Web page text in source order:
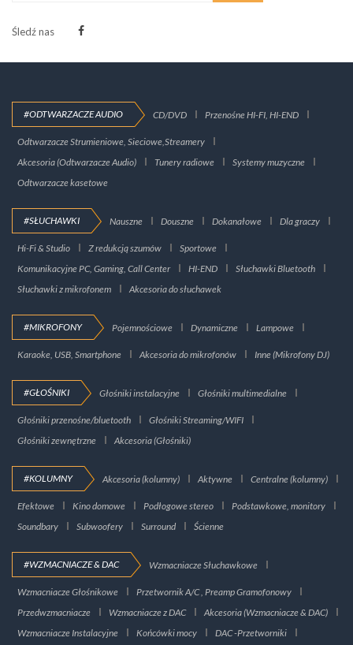
Śledź nas
#ODTWARZACZE AUDIO CD/DVD Przenośne HI-FI, HI-END
Odtwarzacze Strumieniowe, Sieciowe,Streamery
Akcesoria (Odtwarzacze Audio)
Tunery radiowe
Systemy muzyczne
Odtwarzacze kasetowe
#SŁUCHAWKI Nauszne Douszne Dokanałowe Dla graczy
Hi-Fi & Studio Z redukcją szumów
Sportowe
Komunikacyjne PC, Gaming, Call Center
HI-END
Słuchawki Bluetooth
Słuchawki z mikrofonem
Akcesoria do słuchawek
#MIKROFONY Pojemnościowe Dynamiczne Lampowe
Karaoke, USB, Smartphone Akcesoria do mikrofonów Inne (Mikrofony DJ)
#GŁOŚNIKI Głośniki instalacyjne Głośniki multimedialne
Głośniki przenośne/bluetooth
Głośniki Streaming/WIFI
Głośniki zewnętrzne
Akcesoria (Głośniki)
#KOLUMNY Akcesoria (kolumny) Aktywne Centralne (kolumny)
Efektowe Kino domowe Podłogowe stereo
Podstawkowe, monitory
Soundbary
Subwoofery Surround Ścienne
#WZMACNIACZE & DAC Wzmacniacze Słuchawkowe
Wzmacniacze Głośnikowe
Przetwornik A/C , Preamp Gramofonowy
Przedwzmacniacze
Wzmacniacze z DAC
Akcesoria (Wzmacniacze & DAC)
Wzmacniacze Instalacyjne
Końcówki mocy DAC -Przetworniki